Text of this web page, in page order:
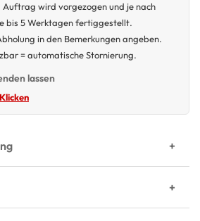
Auftrag wird vorgezogen und je nach
bis 5 Werktagen fertiggestellt.
in den Bemerkungen angeben.
= automatische Stornierung.
lassen